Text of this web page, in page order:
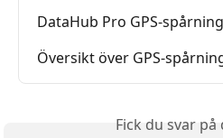
DataHub Pro GPS-
Översikt över GPS-
Fick du svar på